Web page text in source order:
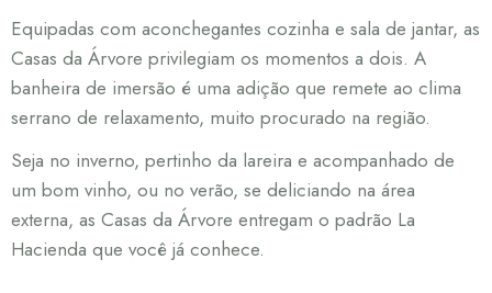
Equipadas com aconchegantes cozinha e sala de jantar, as
Casas da Árvore privilegiam os momentos a dois. A
banheira de imersão é uma adição que remete ao clima
serrano de relaxamento, muito procurado na região.
Seja no inverno, pertinho da lareira e acompanhado de
um bom vinho, ou no verão, se deliciando na área
externa, as Casas da Árvore entregam o padrão La
Hacienda que você já conhece.